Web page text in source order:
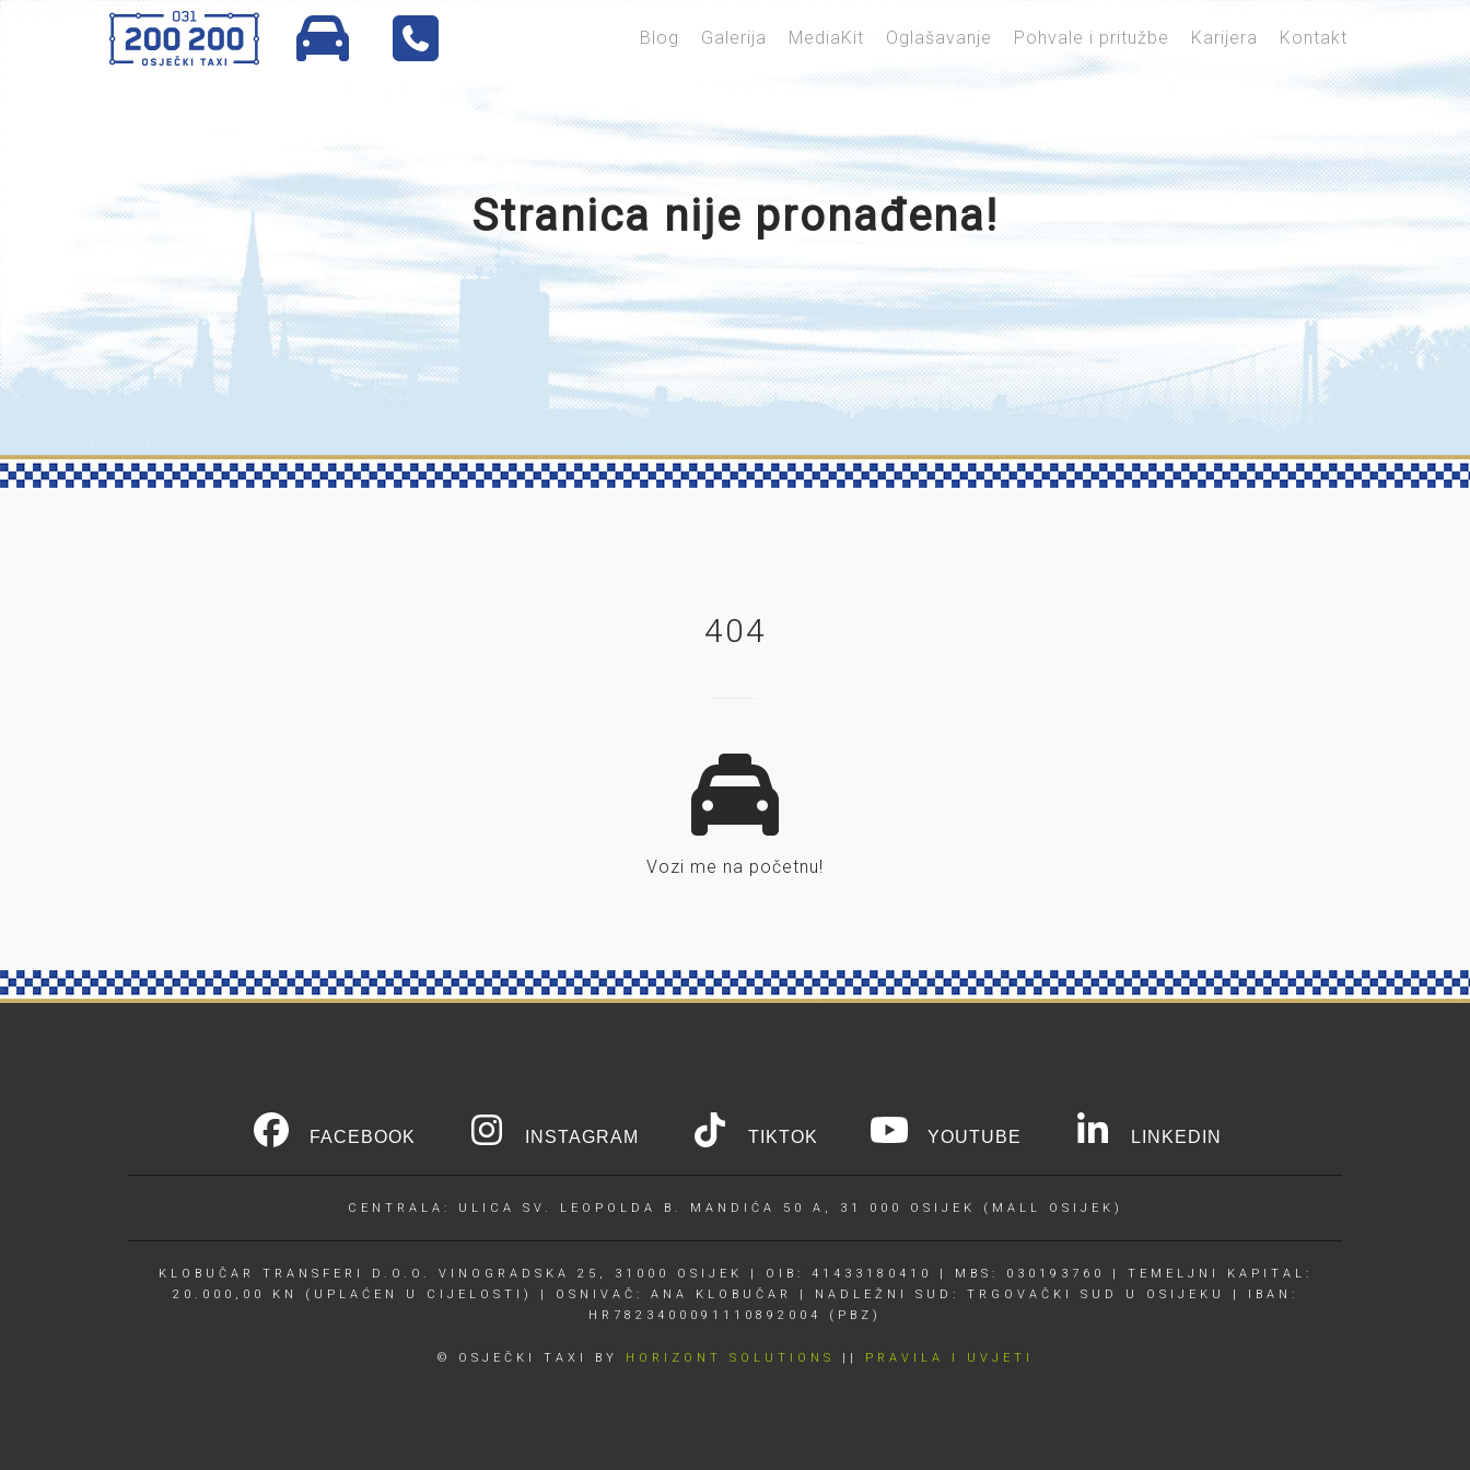
Blog Galerija MediaKit Oglašavanje Pohvale i pritužbe Karijera Kontakt
Stranica nije pronađena!
404
Vozi me na početnu!
FACEBOOK INSTAGRAM TIKTOK YOUTUBE LINKEDIN
CENTRALA: ULICA SV. LEOPOLDA B. MANDIĆA 50 A, 31 000 OSIJEK (MALL OSIJEK)
KLOBUČAR TRANSFERI D.O.O. VINOGRADSKA 25, 31000 OSIJEK | OIB: 41433180410 | MBS: 030193760 | TEMELJNI KAPITAL:
20.000,00 KN (UPLAĆEN U CIJELOSTI) | OSNIVAČ: ANA KLOBUČAR | NADLEŽNI SUD: TRGOVAČKI SUD U OSIJEKU | IBAN:
HR7823400091110892004 (PBZ)
© OSJEČKI TAXI BY HORIZONT SOLUTIONS || PRAVILA I UVJETI